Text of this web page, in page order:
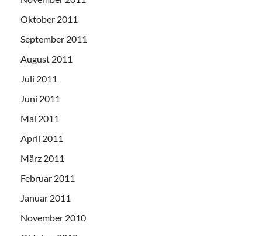
Oktober 2011
September 2011
August 2011
Juli 2011
Juni 2011
Mai 2011
April 2011
März 2011
Februar 2011
Januar 2011
November 2010